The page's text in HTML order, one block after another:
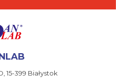
15-399 Białystok